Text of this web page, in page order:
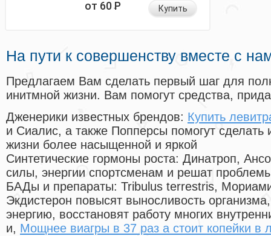
от 60Р Купить
На пути к совершенству вместе с
Предлагаем Вам сделать первый шаг для
инитмной жизни. Вам помогут средства,
Дженерики известных брендов: Купить
и Сиалис, а также Попперсы помогут
жизни более насыщенной и яркой
Синтетические гормоны роста: Динатроп,
силы, энергии спортсменам и решат
БАДы и препараты: Tribulus terrestris,
Экдистерон повысят выносливость
энергию, восстановят работу многих
и, Мощнее виагры в 37 раз а стоит копейки в